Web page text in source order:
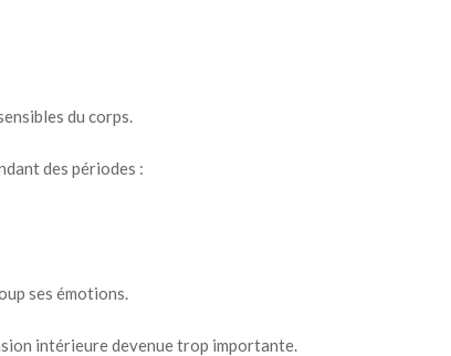
du corps.
des périodes :
ses émotions.
intérieure devenue trop importante.